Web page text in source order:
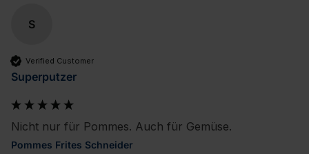
S
Verified Customer
Superputzer
Nicht nur für Pommes. Auch für Gemüse.
Pommes Frites Schneider